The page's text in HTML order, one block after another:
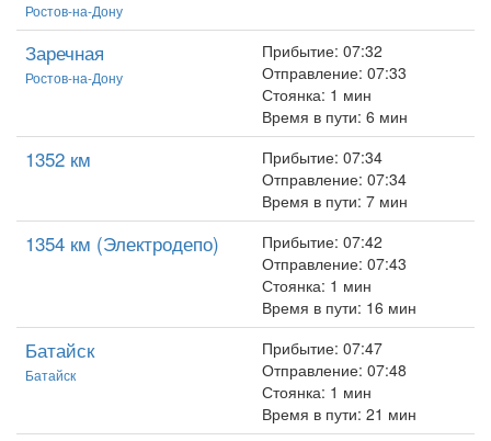
Ростов-на-Дону
Заречная
Ростов-на-Дону
Прибытие: 07:32
Отправление: 07:33
Стоянка: 1 мин
Время в пути: 6 мин
1352 км
Прибытие: 07:34
Отправление: 07:34
Время в пути: 7 мин
1354 км (Электродепо)
Прибытие: 07:42
Отправление: 07:43
Стоянка: 1 мин
Время в пути: 16 мин
Батайск
Батайск
Прибытие: 07:47
Отправление: 07:48
Стоянка: 1 мин
Время в пути: 21 мин